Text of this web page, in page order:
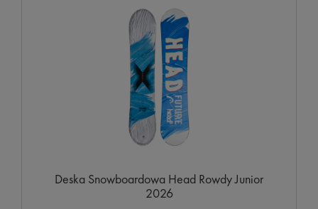
Deska Snowboardowa Head Rowdy Junior
2026